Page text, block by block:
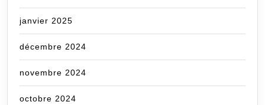
janvier 2025
décembre 2024
novembre 2024
octobre 2024